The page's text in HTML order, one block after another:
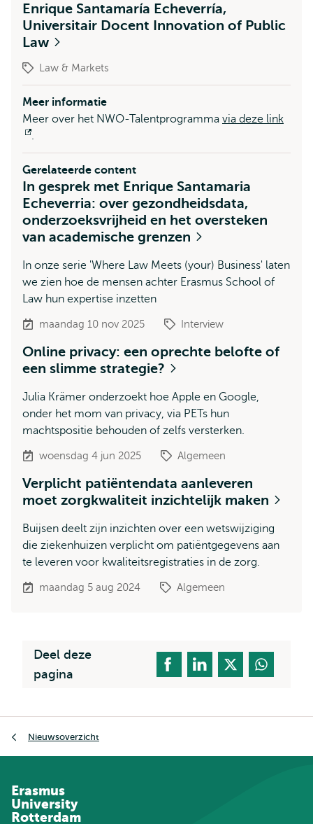
Enrique Santamaría Echeverría,
Universitair Docent Innovation of Public
Law
Law & Markets
Meer informatie
Meer over het NWO-Talentprogramma via deze link
Opent
extern
.
Gerelateerde content
In gesprek met Enrique Santamaria
Echeverria: over gezondheidsdata,
onderzoeksvrijheid en het oversteken
van academische grenzen
In onze serie 'Where Law Meets (your) Business' laten
we zien hoe de mensen achter Erasmus School of
Law hun expertise inzetten
maandag 10 nov 2025 Interview
Online privacy: een oprechte belofte of
een slimme strategie?
Julia Krämer onderzoekt hoe Apple en Google,
onder het mom van privacy, via PETs hun
machtspositie behouden of zelfs versterken.
woensdag 4 jun 2025 Algemeen
Verplicht patiëntendata aanleveren
moet zorgkwaliteit inzichtelijk maken
Buijsen deelt zijn inzichten over een wetswijziging
die ziekenhuizen verplicht om patiëntgegevens aan
te leveren voor kwaliteitsregistraties in de zorg.
maandag 5 aug 2024 Algemeen
Deel deze
pagina
Nieuwsoverzicht
Erasmus
University
Rotterdam